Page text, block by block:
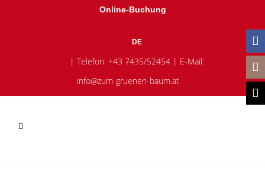
Online-Buchung
DE
| Telefon: +43 7435/52454 | E-Mail:
info@zum-gruenen-baum.at